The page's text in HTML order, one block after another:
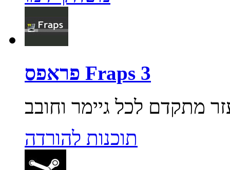
פראפס Fraps 3
תוכנות להורדה